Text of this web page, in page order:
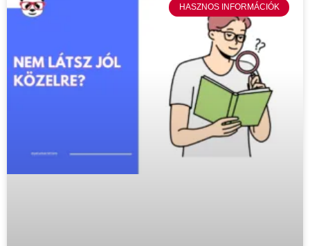
HASZNOS INFORMÁCIÓK